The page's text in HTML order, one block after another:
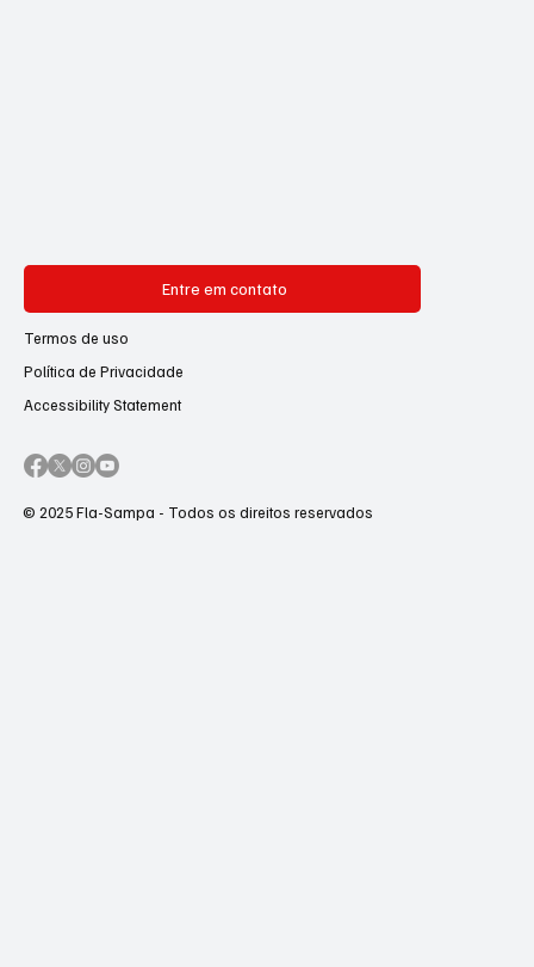
Entre em contato
Termos de uso
Política de Privacidade
Accessibility Statement
© 2025 Fla-Sampa - Todos os direitos reservados